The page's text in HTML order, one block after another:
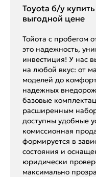
Toyota б/у
выгодной цене
Тойота с пробегом
это надежность,
инвестиция! У нас
на любой вкус: от
моделей до
надежных
базовые
расширенным
доступны удобные
комиссионная
формируется в
состояния и
юридически
максимально